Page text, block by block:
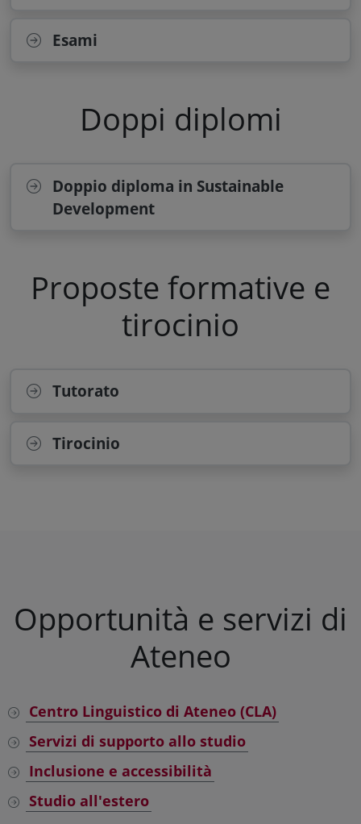
Esami
Doppi diplomi
Doppio diploma in Sustainable
Development
Proposte formative e
tirocinio
Tutorato
Tirocinio
Opportunità e servizi di
Ateneo
Centro Linguistico di Ateneo (CLA)
Servizi di supporto allo studio
Inclusione e accessibilità
Studio all'estero